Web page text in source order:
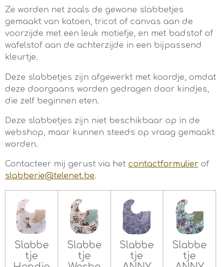
Ze worden net zoals de gewone slabbetjes
gemaakt van katoen, tricot of canvas aan de
voorzijde met een leuk motiefje, en met badstof of
wafelstof aan de achterzijde in een bijpassend
kleurtje.
Deze slabbetjes zijn afgewerkt met koordje, omdat
deze doorgaans worden gedragen door kindjes,
die zelf beginnen eten.
Deze slabbetjes zijn niet beschikbaar op in de
webshop, maar kunnen steeds op vraag gemaakt
worden.
Contacteer mij gerust via het contactformulier of
slabberie@telenet.be.
Slabbe
tje
Slabbe
tje
Slabbe
tje
Slabbe
tje